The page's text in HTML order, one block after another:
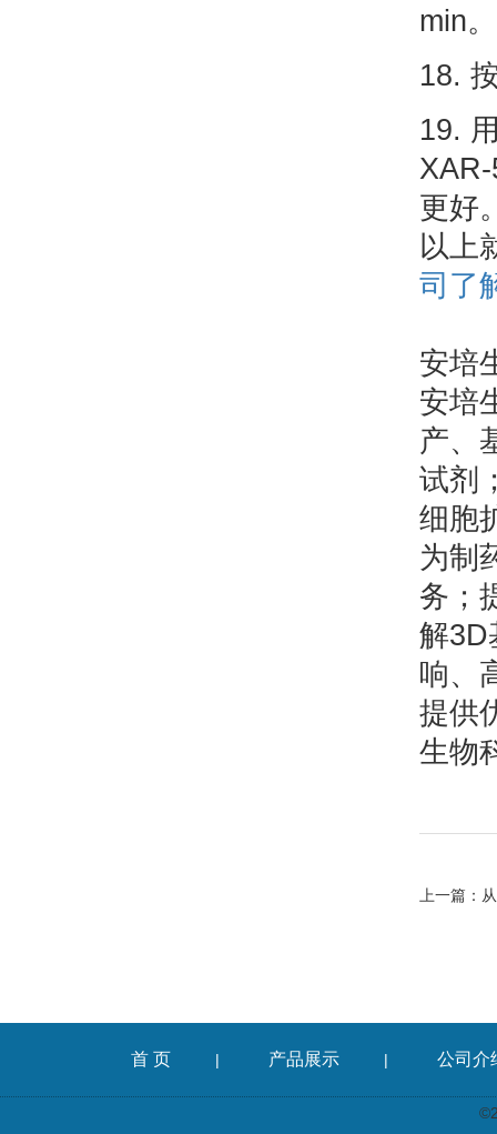
min。
18.
19.
更好
以上
司了
安培
安培
产、
试剂
细胞
为制
务；
解3D
响、
提供
生物
上一篇：
首 页 | 产品展示 | 公司介